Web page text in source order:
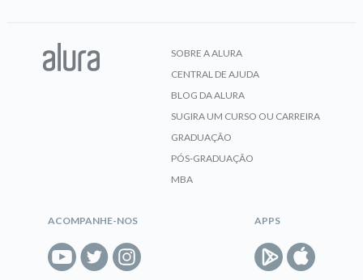
SOBRE A ALURA
CENTRAL DE AJUDA
BLOG DA ALURA
SUGIRA UM CURSO OU CARREIRA
GRADUAÇÃO
PÓS-GRADUAÇÃO
MBA
ACOMPANHE-NOS APPS